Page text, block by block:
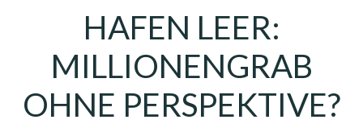
HAFEN LEER:
MILLIONENGRAB
OHNE PERSPEKTIVE?